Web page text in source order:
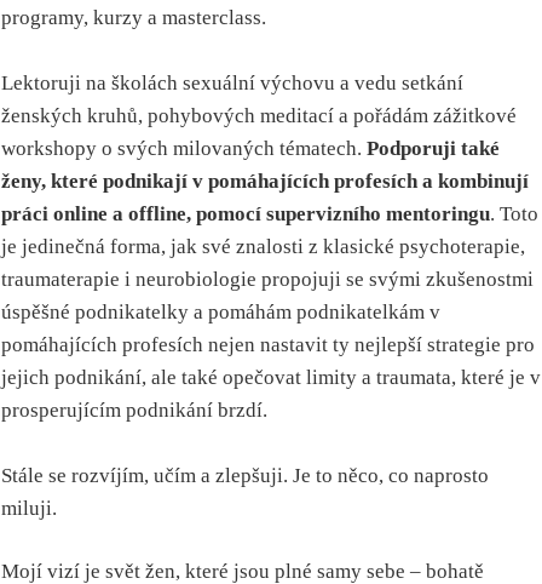
programy, kurzy a masterclass.
Lektoruji na školách sexuální výchovu a vedu setkání
ženských kruhů, pohybových meditací a pořádám zážitkové
workshopy o svých milovaných tématech. Podporuji také
ženy, které podnikají v pomáhajících profesích a kombinují
práci online a offline, pomocí supervizního mentoringu. Toto
je jedinečná forma, jak své znalosti z klasické psychoterapie,
traumaterapie i neurobiologie propojuji se svými zkušenostmi
úspěšné podnikatelky a pomáhám podnikatelkám v
pomáhajících profesích nejen nastavit ty nejlepší strategie pro
jejich podnikání, ale také opečovat limity a traumata, které je v
prosperujícím podnikání brzdí.
Stále se rozvíjím, učím a zlepšuji. Je to něco, co naprosto
miluji.
Mojí vizí je svět žen, které jsou plné samy sebe – bohatě